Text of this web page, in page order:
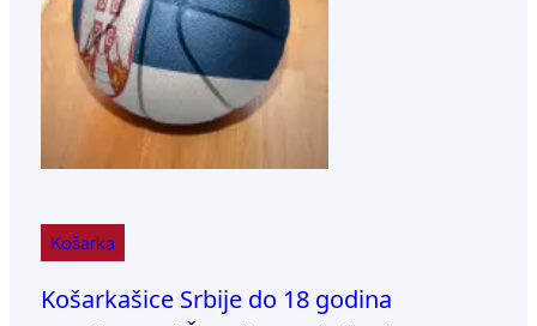
Košarka
Košarkašice Srbije do 18 godina